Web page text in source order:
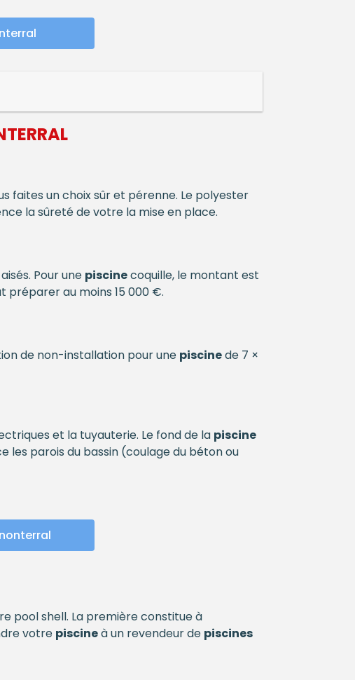
faites un choix sûr et pérenne. Le polyester
la sûreté de votre la mise en place.
Pour une piscinecoquille, le montant est
préparer au moins 15 000 €.
de non-installation pour une piscinede 7 ×
et la tuyauterie. Le fond de la piscine
les parois du bassin (coulage du béton ou
pool shell. La première constitue à
votre piscineà un revendeur de piscines